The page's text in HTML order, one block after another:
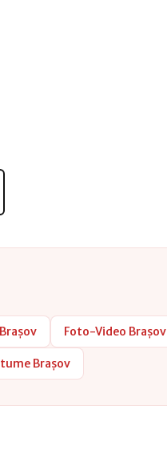
Foto-Video Brașov
Brașov